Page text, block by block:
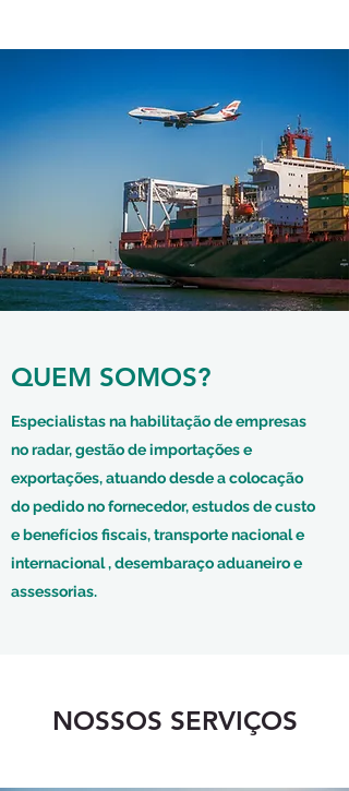
QUEM SOMOS?
Especialistas na habilitação de empresas
no radar, gestão de importações e
exportações, atuando desde a colocação
do pedido no fornecedor, estudos de custo
e benefícios fiscais, transporte nacional e
internacional , desembaraço aduaneiro e
assessorias.
NOSSOS SERVIÇOS